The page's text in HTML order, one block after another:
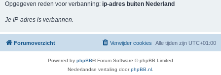
Opgegeven reden voor verbanning: ip-adres buiten Nederland
Je IP-adres is verbannen.
Forumoverzicht Alle tijden zijn UTC+01:00
Verwijder cookies
Powered by phpBB® Forum Software © phpBB Limited
Nederlandse vertaling doorphpBB.nl